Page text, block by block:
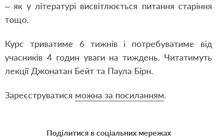
– як у літературі висвітлюється питання старіння
тощо.
Курс триватиме 6 тижнів і потребуватиме від
учасників 4 годин уваги на тиждень. Читатимуть
лекції Джонатан Бейт та Паула Бірн.
Зареєструватися можна за посиланням.
Поділитися в соціальних мережах